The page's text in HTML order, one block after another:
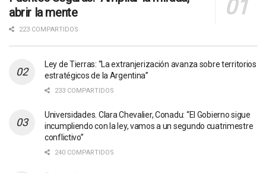
abrir la mente
223 COMPARTIDOS
Ley de Tierras: “La extranjerización avanza sobre territorios
estratégicos de la Argentina”
233 COMPARTIDOS
Universidades. Clara Chevalier, Conadu: “El Gobierno sigue
incumpliendo con la ley, vamos a un segundo cuatrimestre
conflictivo”
240 COMPARTIDOS